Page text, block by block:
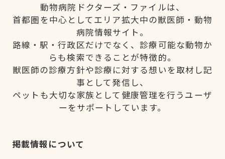
動物病院ドクターズ・ファイルは、
首都圏を中心としてエリア拡大中の獣医師・動物
病院情報サイト。
路線・駅・行政区だけでなく、診療可能な動物か
らも検索できることが特徴的。
獣医師の診療方針や診療に対する想いを取材し記
事として発信し、
ペットも大切な家族として健康管理を行うユーザ
ーをサポートしています。
掲載情報について